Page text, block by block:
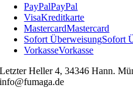
PayPalPayPal
VisaKreditkarte
MastercardMastercard
Sofort ÜberweisungSofort
VorkasseVorkasse
Letzter Heller 4, 34346 Hann.
info@fumaga.de